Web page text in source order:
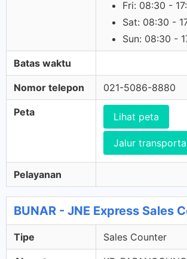
Fri: 08:30 -
Sat: 08:30 -
Sun: 08:30 -
Batas waktu
Nomor telepon 021-5086-8880
Peta Lihat peta
Jalur
Pelayanan
BUNAR - JNE Express Sales
Tipe Sales Counter